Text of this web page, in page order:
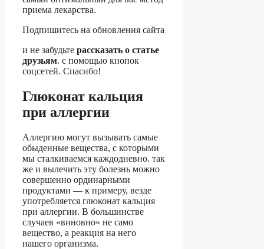
приема лекарства.
Подпишитесь на обновления сайта
и не забудьте рассказать о статье
друзьям. с помощью кнопок
соцсетей. Спасибо!
Глюконат кальция
при аллергии
Аллергию могут вызывать самые
обыденные вещества, с которыми
мы сталкиваемся каждодневно. так
же и вылечить эту болезнь можно
совершенно ординарными
продуктами — к примеру, везде
употребляется глюконат кальция
при аллергии. В большинстве
случаев «виновно» не само
вещество, а реакция на него
нашего организма.